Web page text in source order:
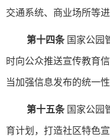
交通系统、商业场所等进
第十四条国家公园
时向公众推送宣传教育
当加强信息发布的统一性
第十五条国家公园
育计划，打造社区特色